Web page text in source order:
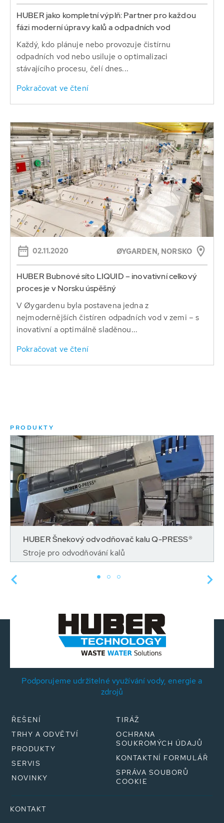
HUBER jako kompletní výplň: Partner pro každou
fázi moderní úpravy kalů a odpadních vod
Každý, kdo plánuje nebo provozuje čistírnu
odpadních vod nebo usiluje o optimalizaci
stávajícího procesu, čelí dnes...
Pokračovat ve čtení
02.11.2020 ØYGARDEN, NORSKO
HUBER Bubnové síto LIQUID – inovativní celkový
proces je v Norsku úspěšný
V Øygardenu byla postavena jedna z
nejmodernějších čistíren odpadních vod v zemi – s
inovativní a optimálně sladěnou...
Pokračovat ve čtení
PRODUKTY
HUBER Šnekový odvodňovač kalu Q-PRESS®
Stroje pro odvodňování kalů
Podporujeme udržitelné využívání vody, energie a
zdrojů
ŘEŠENÍ
TRHY A ODVĚTVÍ
PRODUKTY
SERVIS
NOVINKY
TIRÁŽ
OCHRANA
SOUKROMÝCH ÚDAJŮ
KONTAKTNÍ FORMULÁŘ
SPRÁVA SOUBORŮ
COOKIE
KONTAKT